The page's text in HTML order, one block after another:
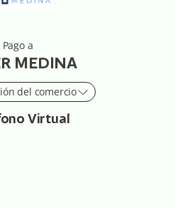
Pago a
MEDINA
del comercio
Virtual